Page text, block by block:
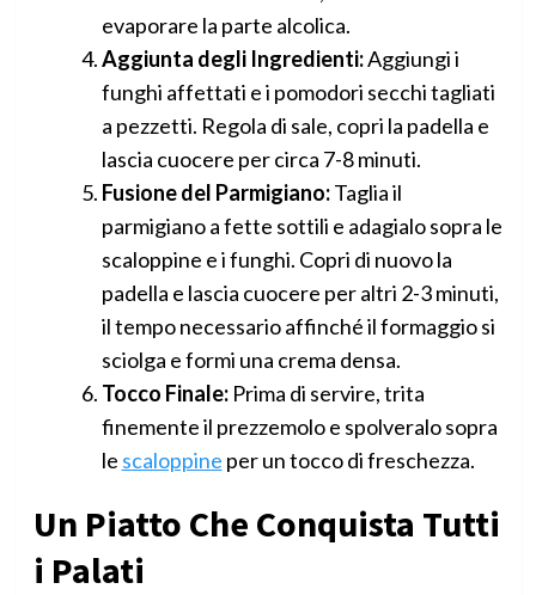
evaporare la parte alcolica.
Aggiunta degli Ingredienti:Aggiungi i
funghi affettati e i pomodori secchi tagliati
a pezzetti. Regola di sale, copri la padella e
lascia cuocere per circa 7-8 minuti.
Fusione del Parmigiano:Taglia il
parmigiano a fette sottili e adagialo sopra le
scaloppine e i funghi. Copri di nuovo la
padella e lascia cuocere per altri 2-3 minuti,
il tempo necessario affinché il formaggio si
sciolga e formi una crema densa.
Tocco Finale:Prima di servire, trita
finemente il prezzemolo e spolveralo sopra
le scaloppine per un tocco di freschezza.
Un Piatto Che Conquista Tutti
i Palati